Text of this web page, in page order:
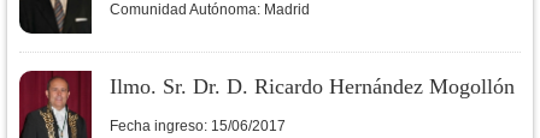
Comunidad Autónoma: Madrid
Ilmo. Sr. Dr. D. Ricardo Hernández Mogollón
Fecha ingreso: 15/06/2017